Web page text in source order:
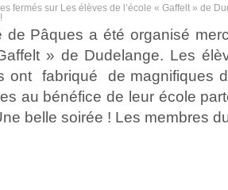
fermés sur Les élèves de l’école « Gaffelt » de
de Pâques a été organisé
» de Dudelange. Les
ont fabriqué de magnifiques
au bénéfice de leur école
belle soirée ! Les membres